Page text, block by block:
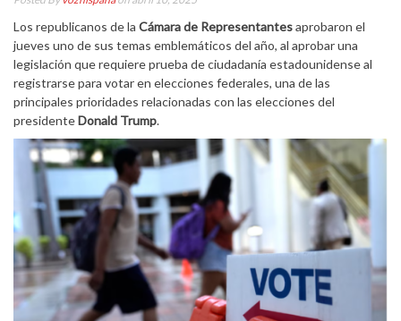
Los republicanos de la Cámara de Representantesaprobaron el
jueves uno de sus temas emblemáticos del año, al aprobar una
legislación que requiere prueba de ciudadanía estadounidense al
registrarse para votar en elecciones federales, una de las
principales prioridades relacionadas con las elecciones del
presidenteDonald Trump.